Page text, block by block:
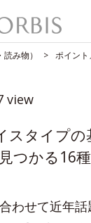
み物） ポイン
view
スタイプの
つかる16
わせて近年